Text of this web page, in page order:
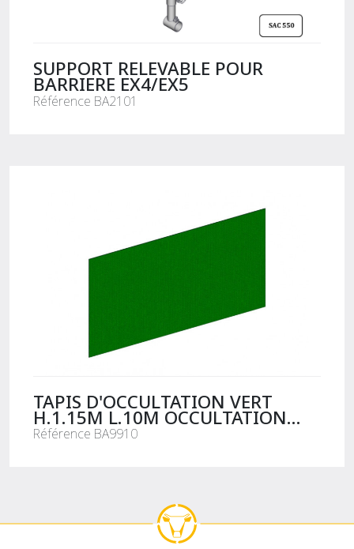
SUPPORT RELEVABLE POUR
BARRIERE EX4/EX5
Référence BA2101
TAPIS D'OCCULTATION VERT
H.1.15M L.10M OCCULTATION
BARRIERE
Référence BA9910